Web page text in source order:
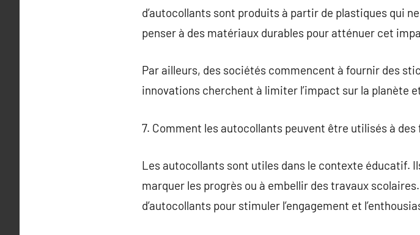
d’autocollants sont produits à partir de plastiques qui
penser à des matériaux durables pour atténuer cet
Par ailleurs, des sociétés commencent à fournir des
innovations cherchent à limiter l’impact sur la planète
7. Comment les autocollants peuvent être utilisés à
Les autocollants sont utiles dans le contexte éducatif.
marquer les progrès ou à embellir des travaux
d’autocollants pour stimuler l’engagement et